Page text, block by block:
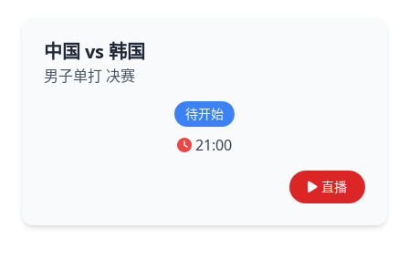
中国 vs 韩国
男子单打 决赛
待开始
21:00
直播